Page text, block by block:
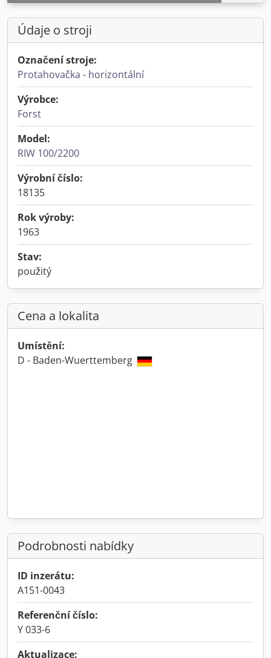
Údaje o stroji
Označení stroje:
Protahovačka - horizontální
Výrobce:
Forst
Model:
RIW 100/2200
Výrobní číslo:
18135
Rok výroby:
1963
Stav:
použitý
Cena a lokalita
Umístění:
D - Baden-Wuerttemberg
Podrobnosti nabídky
ID inzerátu:
A151-0043
Referenční číslo:
Y 033-6
Aktualizace: